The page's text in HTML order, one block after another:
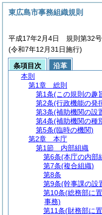
東広島市事務組織規則
平成17年2月4日 規則第32号
(令和7年12月31日施行)
条項目次
沿革
本則
第1章
総則
第1条(この規則の趣
第2条(行政機能の発
第3条(補助機関の設
第4条(補助機関の種
第5条(臨時の機関)
第2章
本庁
第1節
内部組織
第6条(本庁の内部
第7条(複合組織)
第8条
第9条(幹事課の設
第10条(総務部に
事務)
第11条(財務部に